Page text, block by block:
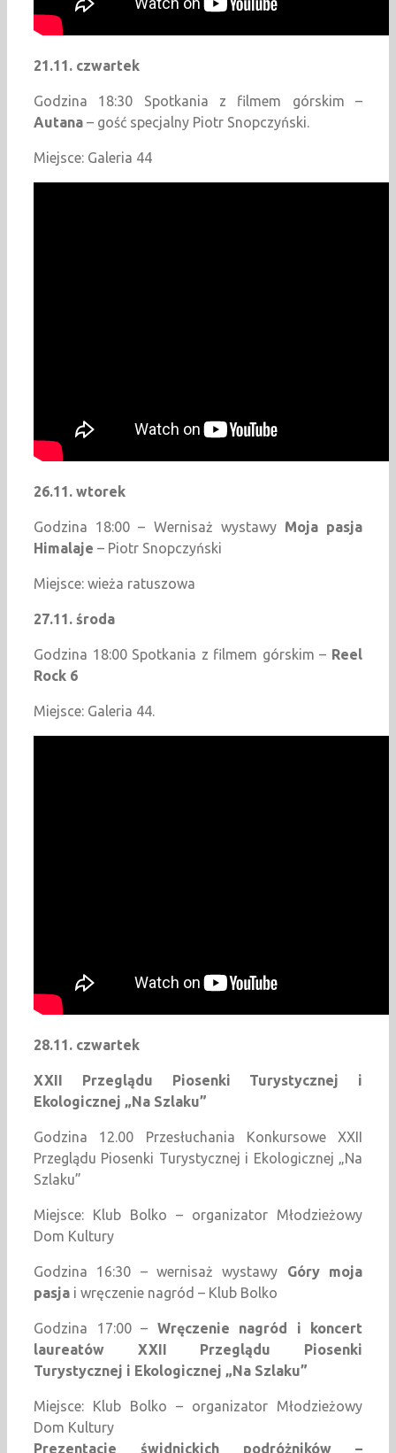
21.11. czwartek
Godzina 18:30 Spotkania z filmem górskim –
Autana – gość specjalny Piotr Snopczyński.
Miejsce: Galeria 44
26.11. wtorek
Godzina 18:00 – Wernisaż wystawy Moja pasja
Himalaje – Piotr Snopczyński
Miejsce: wieża ratuszowa
27.11. środa
Godzina 18:00 Spotkania z filmem górskim – Reel
Rock 6
Miejsce: Galeria 44.
28.11. czwartek
XXII Przeglądu Piosenki Turystycznej i
Ekologicznej „Na Szlaku”
Godzina 12.00 Przesłuchania Konkursowe XXII
Przeglądu Piosenki Turystycznej i Ekologicznej „Na
Szlaku”
Miejsce: Klub Bolko – organizator Młodzieżowy
Dom Kultury
Godzina 16:30 – wernisaż wystawy Góry moja
pasja i wręczenie nagród – Klub Bolko
Godzina 17:00 – Wręczenie nagród i koncert
laureatów XXII Przeglądu Piosenki
Turystycznej i Ekologicznej „Na Szlaku”
Miejsce: Klub Bolko – organizator Młodzieżowy
Dom Kultury
Prezentacje świdnickich podróżników –